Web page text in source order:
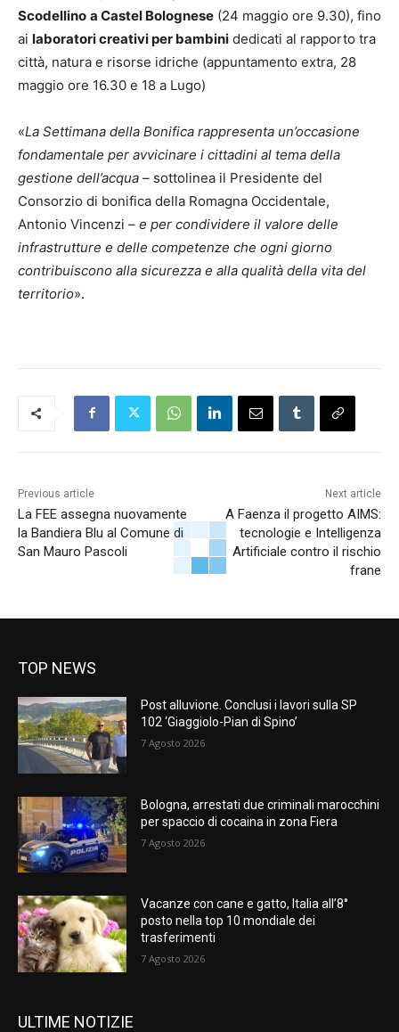
Scodellino a Castel Bolognese (24 maggio ore 9.30), fino
ai laboratori creativi per bambini dedicati al rapporto tra
città, natura e risorse idriche (appuntamento extra, 28
maggio ore 16.30 e 18 a Lugo)
«La Settimana della Bonifica rappresenta un’occasione
fondamentale per avvicinare i cittadini al tema della
gestione dell’acqua – sottolinea il Presidente del
Consorzio di bonifica della Romagna Occidentale,
Antonio Vincenzi – e per condividere il valore delle
infrastrutture e delle competenze che ogni giorno
contribuiscono alla sicurezza e alla qualità della vita del
territorio».
Previous article
La FEE assegna nuovamente
la Bandiera Blu al Comune di
San Mauro Pascoli
Next article
A Faenza il progetto AIMS:
tecnologie e Intelligenza
Artificiale contro il rischio
frane
TOP NEWS
Post alluvione. Conclusi i lavori sulla SP
102 ‘Giaggiolo-Pian di Spino’
7 Agosto 2026
Bologna, arrestati due criminali marocchini
per spaccio di cocaina in zona Fiera
7 Agosto 2026
Vacanze con cane e gatto, Italia all’8°
posto nella top 10 mondiale dei
trasferimenti
7 Agosto 2026
ULTIME NOTIZIE